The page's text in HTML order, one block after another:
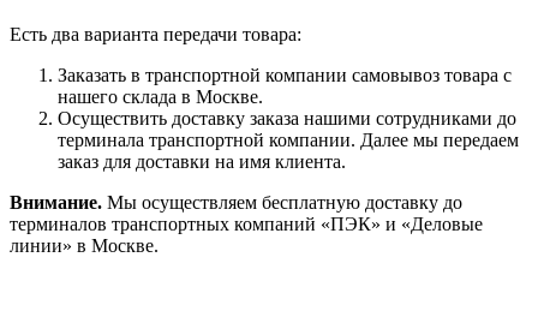
Есть два варианта передачи товара:
Заказать в транспортной компании самовывоз товара с
нашего склада в Москве.
Осуществить доставку заказа нашими сотрудниками до
терминала транспортной компании. Далее мы передаем
заказ для доставки на имя клиента.
Внимание. Мы осуществляем бесплатную доставку до
терминалов транспортных компаний «ПЭК» и «Деловые
линии» в Москве.